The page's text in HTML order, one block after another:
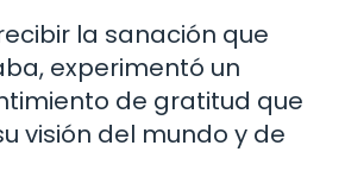
la sanación que
experimentó un
de gratitud que
visión del mundo y de